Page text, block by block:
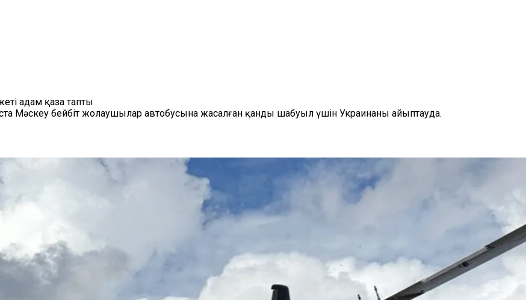
адам қаза тапты
Мәскеу бейбіт жолаушылар автобусына жасалған қанды шабуыл үшін Украинаны айыптауда.